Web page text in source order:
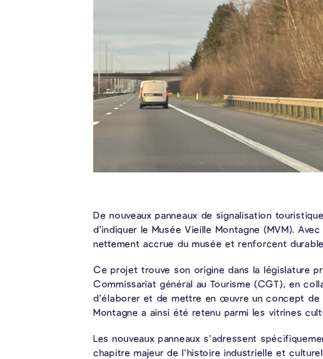
De nouveaux panneaux de signalisation
d’indiquer le Musée Vieille Montagne (MVM).
nettement accrue du musée et renforcent
Ce projet trouve son origine dans la législature
Commissariat général au Tourisme (CGT), en
d’élaborer et de mettre en œuvre un concept de
Montagne a ainsi été retenu parmi les vitrines
Les nouveaux panneaux s’adressent
chapitre majeur de l’histoire industrielle et